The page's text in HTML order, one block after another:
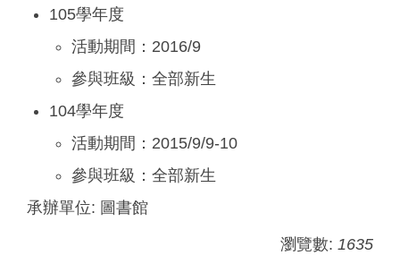
105學年度
活動期間：2016/9
參與班級：全部新生
104學年度
活動期間：2015/9/9-10
參與班級：全部新生
承辦單位: 圖書館
瀏覽數: 1635